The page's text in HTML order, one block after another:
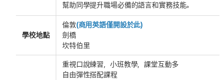
幫助同學提升職場必備的語言和實務技能。
學校地點
倫敦(商用英語僅開設於此)
劍橋
坎特伯里
重視口說練習，小班教學，課堂互動多
自由彈性搭配課程